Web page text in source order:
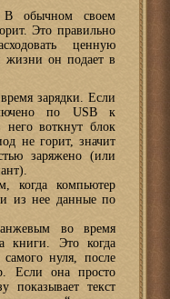
В обычном своем
Это правильно
ценную
жизни он подает в
зарядки. Если
по USB к
воткнут блок
не горит, значит
заряжено (или
когда компьютер
из нее данные по
во время
книги. Это когда
самого нуля, после
Если она просто
показывает текст